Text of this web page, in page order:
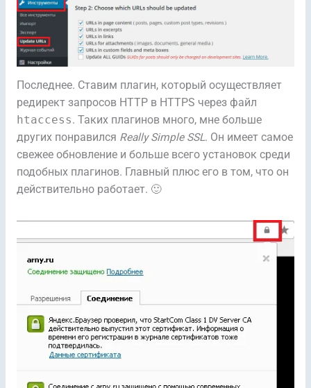
Последнее. Ставим плагин, который осуществляет
редирект запросов HTTP в HTTPS через файл
htaccess. Таких плагинов много, мне больше
других понравился Really Simple SSL. Он имеет самое
свежее обновление и больше всего установок среди
подобных плагинов. Главный плюс его в том, что он
действительно работает. 🙂